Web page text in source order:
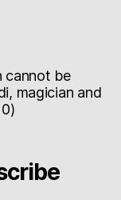
cannot be
magician and